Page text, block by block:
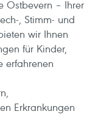
Ostbevern – Ihrer
, Stimm- und
wir Ihnen
für Kinder,
erfahrenen
Erkrankungen